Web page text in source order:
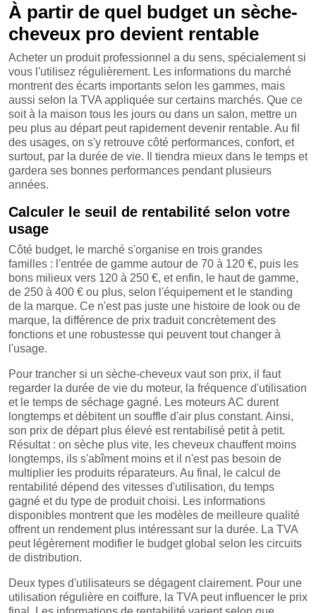
À partir de quel budget un sèche-
cheveux pro devient rentable
Acheter un produit professionnel a du sens, spécialement si
vous l'utilisez régulièrement. Les informations du marché
montrent des écarts importants selon les gammes, mais
aussi selon la TVA appliquée sur certains marchés. Que ce
soit à la maison tous les jours ou dans un salon, mettre un
peu plus au départ peut rapidement devenir rentable. Au fil
des usages, on s'y retrouve côté performances, confort, et
surtout, par la durée de vie. Il tiendra mieux dans le temps et
gardera ses bonnes performances pendant plusieurs
années.
Calculer le seuil de rentabilité selon votre
usage
Côté budget, le marché s'organise en trois grandes
familles : l'entrée de gamme autour de 70 à 120 €, puis les
bons milieux vers 120 à 250 €, et enfin, le haut de gamme,
de 250 à 400 € ou plus, selon l'équipement et le standing
de la marque. Ce n'est pas juste une histoire de look ou de
marque, la différence de prix traduit concrètement des
fonctions et une robustesse qui peuvent tout changer à
l'usage.
Pour trancher si un sèche-cheveux vaut son prix, il faut
regarder la durée de vie du moteur, la fréquence d'utilisation
et le temps de séchage gagné. Les moteurs AC durent
longtemps et débitent un souffle d'air plus constant. Ainsi,
son prix de départ plus élevé est rentabilisé petit à petit.
Résultat : on sèche plus vite, les cheveux chauffent moins
longtemps, ils s'abîment moins et il n'est pas besoin de
multiplier les produits réparateurs. Au final, le calcul de
rentabilité dépend des vitesses d'utilisation, du temps
gagné et du type de produit choisi. Les informations
disponibles montrent que les modèles de meilleure qualité
offrent un rendement plus intéressant sur la durée. La TVA
peut légèrement modifier le budget global selon les circuits
de distribution.
Deux types d'utilisateurs se dégagent clairement. Pour une
utilisation régulière en coiffure, la TVA peut influencer le prix